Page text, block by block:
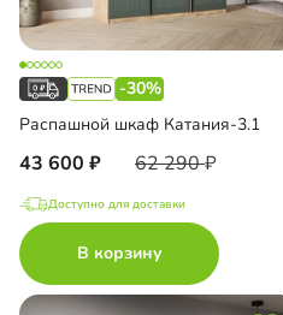
-30%
Распашной шкаф Катания-3.1
43 600 62 290
Доступно для доставки
В корзину